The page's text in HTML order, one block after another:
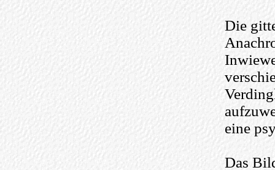
Die
eine
Das